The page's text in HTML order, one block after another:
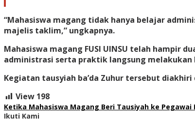
“Mahasiswa magang tidak hanya belajar
majelis taklim,” ungkapnya.
Mahasiswa magang FUSI UINSU telah hampir
administrasi serta praktik langsung melakukan
Kegiatan tausyiah ba’da Zuhur tersebut
View 198
Ketika Mahasiswa Magang Beri Tausiyah ke Pegawai
Ikuti Kami